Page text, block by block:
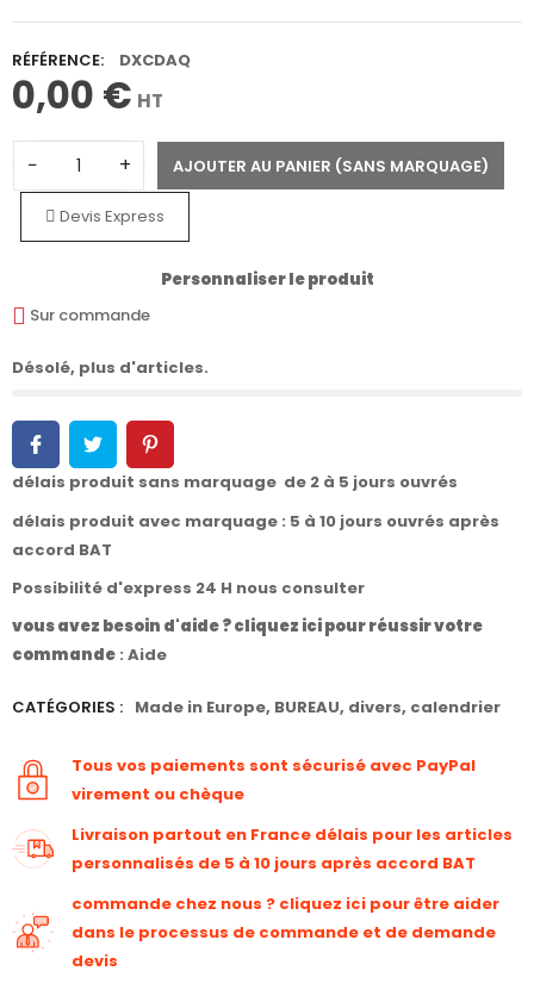
RÉFÉRENCE: DXCDAQ
0,00 € HT
− + AJOUTER AU PANIER (SANS MARQUAGE)
Devis Express
Personnaliser le produit
Sur commande
Désolé, plus d'articles.
délais produit sans marquage de 2 à 5 jours ouvrés
délais produit avec marquage : 5 à 10 jours ouvrés après
accord BAT
Possibilité d'express 24 H nous consulter
vous avez besoin d'aide ? cliquez ici pour réussir votre
commande : Aide
CATÉGORIES : Made in Europe, BUREAU, divers, calendrier
Tous vos paiements sont sécurisé avec PayPal
virement ou chèque
Livraison partout en France délais pour les articles
personnalisés de 5 à 10 jours après accord BAT
commande chez nous ? cliquez ici pour être aider
dans le processus de commande et de demande
devis